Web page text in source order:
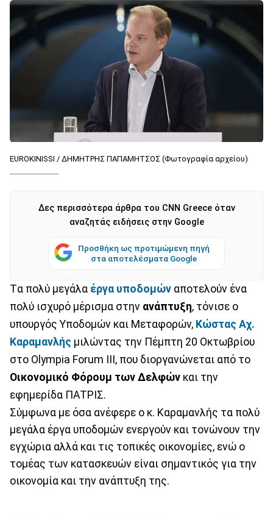
EUROKINISSI / ΔΗΜΗΤΡΗΣ ΠΑΠΑΜΗΤΣΟΣ (Φωτογραφία αρχείου)
Δες περισσότερα άρθρα του CNN Greece όταν
αναζητάς ειδήσεις στην Google
Προσθήκη ως προτιμώμενη πηγή
στα αποτελέσματα Google
Tα πολύ μεγάλα έργα υποδομών αποτελούν ένα
πολύ ισχυρό μέρισμα στην ανάπτυξη, τόνισε ο
υπουργός Υποδομών και Μεταφορών, Κώστας Αχ.
Καραμανλής μιλώντας την Πέμπτη 20 Οκτωβρίου
στο Olympia Forum III, που διοργανώνεται από το
Οικονομικό Φόρουμ των Δελφών και την
εφημερίδα ΠΑΤΡΙΣ.
Σύμφωνα με όσα ανέφερε ο κ. Καραμανλής τα πολύ
μεγάλα έργα υποδομών ενεργούν και τονώνουν την
εγχώρια αλλά και τις τοπικές οικονομίες, ενώ ο
τομέας των κατασκευών είναι σημαντικός για την
οικονομία και την ανάπτυξη της.